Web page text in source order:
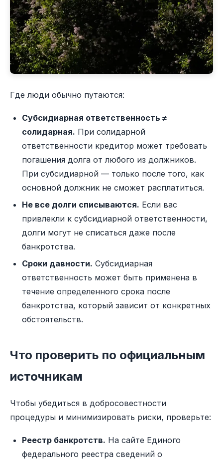
Где люди обычно путаются:
Субсидиарная ответственность ≠
солидарная. При солидарной
ответственности кредитор может требовать
погашения долга от любого из должников.
При субсидиарной — только после того, как
основной должник не сможет расплатиться.
Не все долги списываются. Если вас
привлекли к субсидиарной ответственности,
долги могут не списаться даже после
банкротства.
Сроки давности. Субсидиарная
ответственность может быть применена в
течение определенного срока после
банкротства, который зависит от конкретных
обстоятельств.
Что проверить по официальным
источникам
Чтобы убедиться в добросовестности
процедуры и минимизировать риски, проверьте:
Реестр банкротств. На сайте Единого
федерального реестра сведений о